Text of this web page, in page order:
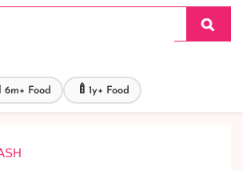
6m+ Food 🍼 1y+ Food